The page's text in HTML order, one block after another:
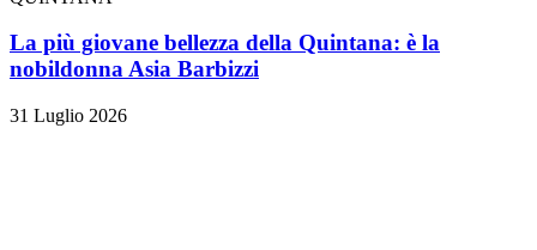
La più giovane bellezza della Quintana: è la
nobildonna Asia Barbizzi
31 Luglio 2026